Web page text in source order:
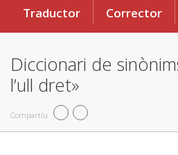
Traductor Corrector
Diccionari de
l’ull dret»
Compartiu